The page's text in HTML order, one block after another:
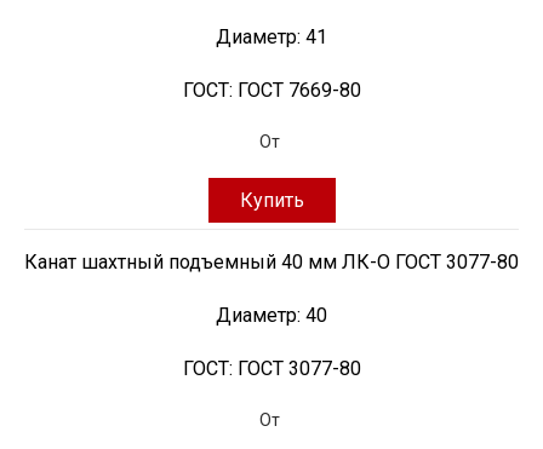
Диаметр: 41
ГОСТ: ГОСТ 7669-80
От
Купить
Канат шахтный подъемный 40 мм ЛК-О ГОСТ 3077-80
Диаметр: 40
ГОСТ: ГОСТ 3077-80
От